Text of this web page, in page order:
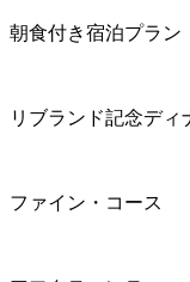
朝食付き宿泊プラン
リブランド記念ディ
ファイン・コース